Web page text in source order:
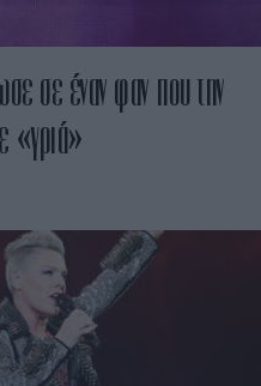
σε έναν φαν που την
«γριά»